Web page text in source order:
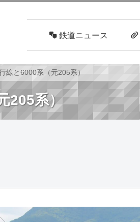
鉄道ニュース
車両技術
線と6000系（元205系）
205系）